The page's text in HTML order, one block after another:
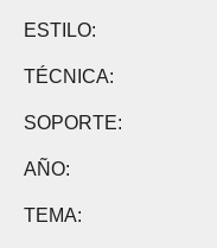
ESTILO:
TÉCNICA:
SOPORTE:
AÑO:
TEMA: